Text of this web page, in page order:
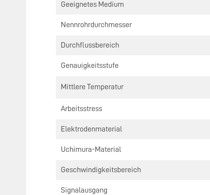
Geeignetes Medium
Nennrohrdurchmesser
Durchflussbereich
Genauigkeitsstufe
Mittlere Temperatur
Arbeitsstress
Elektrodenmaterial
Uchimura-Material
Geschwindigkeitsbereich
Signalausgang